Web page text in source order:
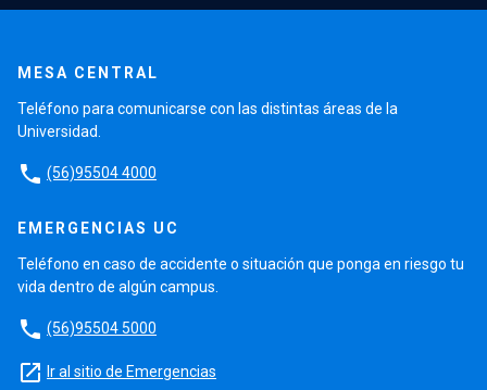
MESA CENTRAL
Teléfono para comunicarse con las distintas áreas de la
Universidad.
phone (56)95504 4000
EMERGENCIAS UC
Teléfono en caso de accidente o situación que ponga en riesgo tu
vida dentro de algún campus.
phone (56)95504 5000
launch Ir al sitio de Emergencias